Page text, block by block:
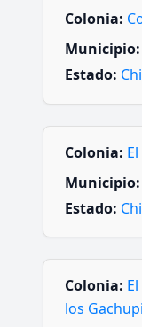
Colonia:
Municipio:
Estado:
Colonia:
Municipio:
Estado:
Colonia:
los